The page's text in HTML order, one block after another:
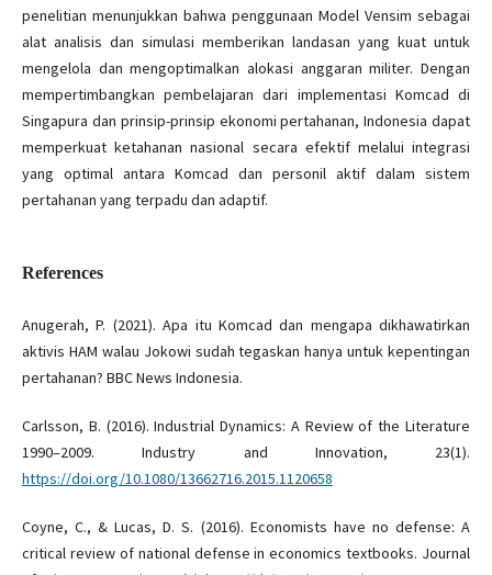
penelitian menunjukkan bahwa penggunaan Model Vensim sebagai
alat analisis dan simulasi memberikan landasan yang kuat untuk
mengelola dan mengoptimalkan alokasi anggaran militer. Dengan
mempertimbangkan pembelajaran dari implementasi Komcad di
Singapura dan prinsip-prinsip ekonomi pertahanan, Indonesia dapat
memperkuat ketahanan nasional secara efektif melalui integrasi
yang optimal antara Komcad dan personil aktif dalam sistem
pertahanan yang terpadu dan adaptif.
References
Anugerah, P. (2021). Apa itu Komcad dan mengapa dikhawatirkan
aktivis HAM walau Jokowi sudah tegaskan hanya untuk kepentingan
pertahanan? BBC News Indonesia.
Carlsson, B. (2016). Industrial Dynamics: A Review of the Literature
1990–2009. Industry and Innovation, 23(1).
https://doi.org/10.1080/13662716.2015.1120658
Coyne, C., & Lucas, D. S. (2016). Economists have no defense: A
critical review of national defense in economics textbooks. Journal